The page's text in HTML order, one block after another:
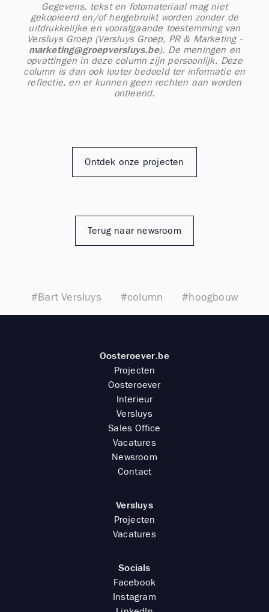
Gegevens, tekst en fotomateriaal mag niet
gekopieerd en/of hergebruikt worden zonder de
uitdrukkelijke en voorafgaande toestemming van
Versluys Groep (Versluys Groep, PR & Marketing -
marketing@groepversluys.be). De meningen en
opvattingen in deze column zijn persoonlijk. Deze
column is dan ook louter bedoeld ter informatie en
reflectie, en er kunnen geen rechten aan worden
ontleend.
Ontdek onze projecten
Terug naar newsroom
#Bart Versluys #column #hoogbouw
Oosteroever.be
Projecten
Oosteroever
Interieur
Versluys
Sales Office
Vacatures
Newsroom
Contact
Versluys
Projecten
Vacatures
Socials
Facebook
Instagram